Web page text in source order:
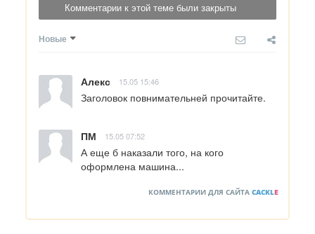
Комментарии к этой теме были закрыты
Новые
Алекс 15.05 15:46
Заголовок повнимательней прочитайте.
ПМ 15.05 07:52
А еще б наказали того, на кого
оформлена машина...
КОММЕНТАРИИ ДЛЯ САЙТА CACKLE